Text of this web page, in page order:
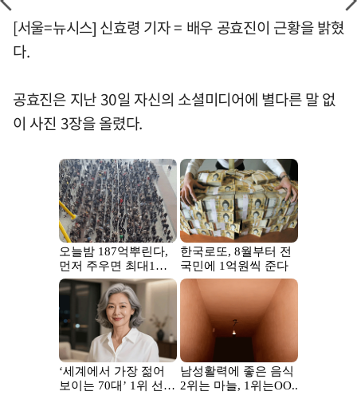
[서울=뉴시스] 신효령 기자 = 배우 공효진이 근황을 밝혔
다.
공효진은 지난 30일 자신의 소셜미디어에 별다른 말 없
이 사진 3장을 올렸다.